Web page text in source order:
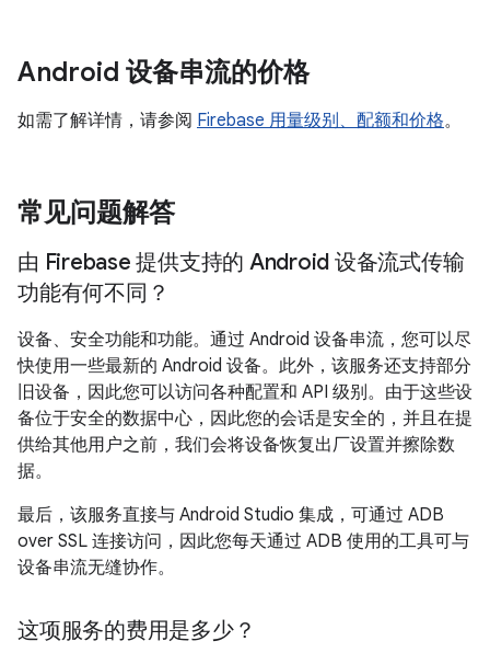
Android 设备串流的价格
如需了解详情，请参阅 Firebase 用量级别、配额和价格。
常见问题解答
由 Firebase 提供支持的 Android 设备流式传输
功能有何不同？
设备、安全功能和功能。通过 Android 设备串流，您可以尽
快使用一些最新的 Android 设备。此外，该服务还支持部分
旧设备，因此您可以访问各种配置和 API 级别。由于这些设
备位于安全的数据中心，因此您的会话是安全的，并且在提
供给其他用户之前，我们会将设备恢复出厂设置并擦除数
据。
最后，该服务直接与 Android Studio 集成，可通过 ADB
over SSL 连接访问，因此您每天通过 ADB 使用的工具可与
设备串流无缝协作。
这项服务的费用是多少？